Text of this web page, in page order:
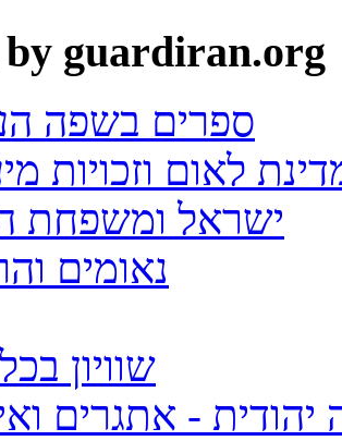
by guardiran.org
ספרים בשפה
לאום וזכויות
ישראל ומשפחת
נאומים
שוויון
- אתגרים